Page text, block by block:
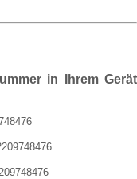
in Ihrem Gerät